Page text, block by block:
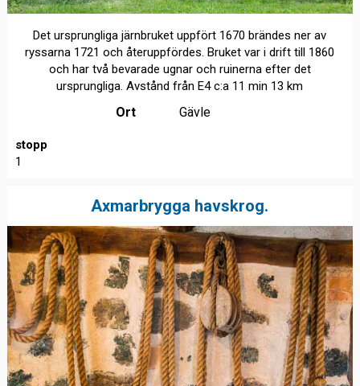
Det ursprungliga järnbruket uppfört 1670 brändes ner av
ryssarna 1721 och återuppfördes. Bruket var i drift till 1860
och har två bevarade ugnar och ruinerna efter det
ursprungliga. Avstånd från E4 c:a 11 min 13 km
Ort Gävle
stopp
1
Axmarbrygga havskrog.